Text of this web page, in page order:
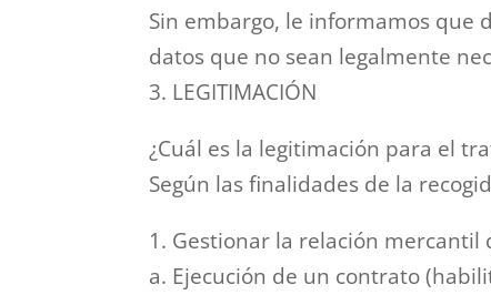
Sin embargo, le informamos que
datos que no sean legalmente
3. LEGITIMACIÓN
¿Cuál es la legitimación para el
Según las finalidades de la
1. Gestionar la relación
a. Ejecución de un contrato